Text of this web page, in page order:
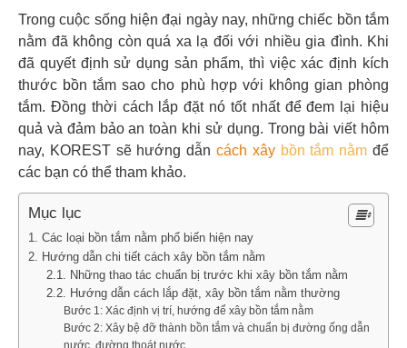
Trong cuộc sống hiện đại ngày nay, những chiếc bồn tắm
nằm đã không còn quá xa lạ đối với nhiều gia đình. Khi
đã quyết định sử dụng sản phẩm, thì việc xác định kích
thước bồn tắm sao cho phù hợp với không gian phòng
tắm. Đồng thời cách lắp đặt nó tốt nhất để đem lại hiệu
quả và đảm bảo an toàn khi sử dụng. Trong bài viết hôm
nay, KOREST sẽ hướng dẫn cách xây bồn tắm nằm để
các bạn có thể tham khảo.
Mục lục
1. Các loại bồn tắm nằm phổ biến hiện nay
2. Hướng dẫn chi tiết cách xây bồn tắm nằm
2.1. Những thao tác chuẩn bị trước khi xây bồn tắm nằm
2.2. Hướng dẫn cách lắp đặt, xây bồn tắm nằm thường
Bước 1: Xác định vị trí, hướng để xây bồn tắm nằm
Bước 2: Xây bệ đỡ thành bồn tắm và chuẩn bị đường ống dẫn
nước, đường thoát nước